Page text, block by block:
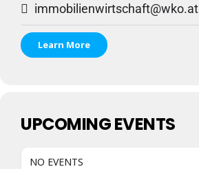
immobilienwirtschaft@wko.at
Learn More
UPCOMING EVENTS
NO EVENTS